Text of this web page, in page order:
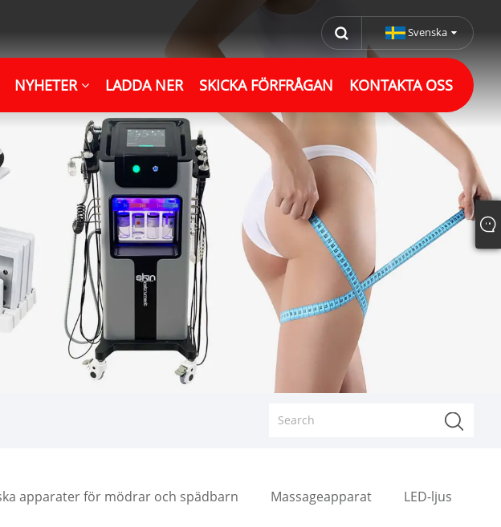
Svenska
NYHETER LADDA NER SKICKA FÖRFRÅGAN KONTAKTA OSS
apparater för mödrar och spädbarn Massageapparat LED-ljus